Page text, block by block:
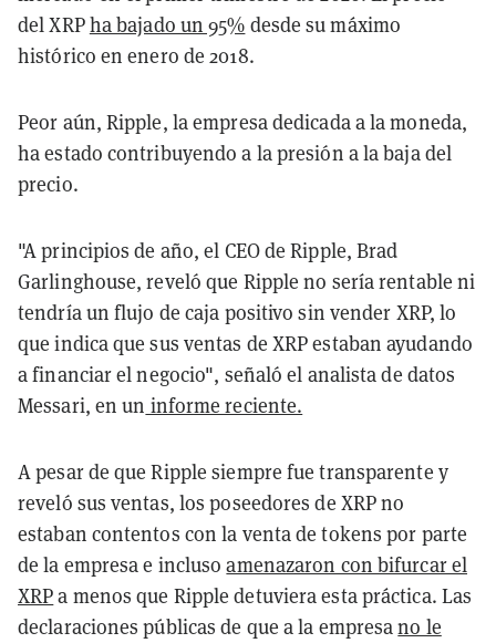
del XRPha bajado un 95% desde su máximo
histórico en enero de 2018.
Peor aún, Ripple, la empresa dedicada a la moneda,
ha estado contribuyendo a la presión a la baja del
precio.
"A principios de año, el CEO de Ripple, Brad
Garlinghouse, reveló que Ripple no sería rentable ni
tendría un flujo de caja positivo sin vender XRP, lo
que indica que sus ventas de XRP estaban ayudando
a financiar el negocio", señaló el analista de datos
Messari, en un informe reciente.
A pesar de que Ripple siempre fue transparente y
reveló sus ventas, los poseedores de XRP no
estaban contentos con la venta de tokens por parte
de la empresa e inclusoamenazaron con bifurcar el
XRPa menos que Ripple detuviera esta práctica. Las
declaraciones públicas de que a la empresano le